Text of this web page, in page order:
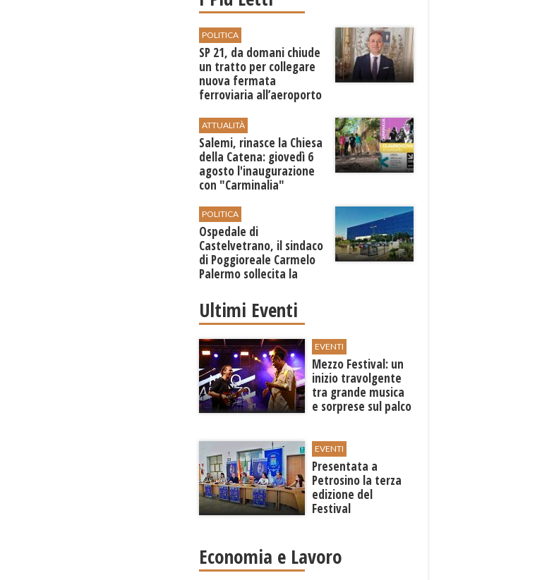
POLITICA
SP 21, da domani chiude
un tratto per collegare
nuova fermata
ferroviaria all’aeroporto
ATTUALITÀ
Salemi, rinasce la Chiesa
della Catena: giovedì 6
agosto l'inaugurazione
con "Carminalia"
POLITICA
Ospedale di
Castelvetrano, il sindaco
di Poggioreale Carmelo
Palermo sollecita la
Ultimi Eventi
EVENTI
Mezzo Festival: un
inizio travolgente
tra grande musica
e sorprese sul palco
EVENTI
Presentata a
Petrosino la terza
edizione del
Festival
"Voci dal
Mediterraneo"
Economia e Lavoro